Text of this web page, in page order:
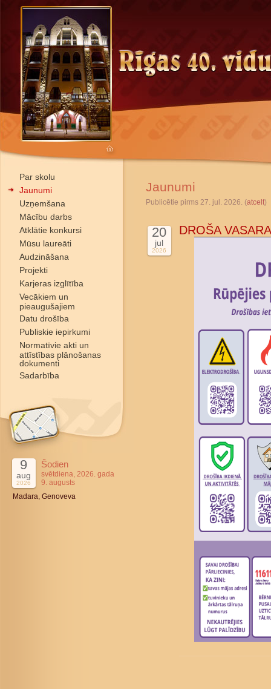
Par skolu
Jaunumi
Uzņemšana
Mācību darbs
Atklātie konkursi
Mūsu laureāti
Audzināšana
Projekti
Karjeras izglītība
Vecākiem un
pieaugušajiem
Datu drošība
Publiskie iepirkumi
Normatīvie akti un
attīstības plānošanas
dokumenti
Sadarbība
9
aug
2026
Šodien
svētdiena, 2026. gada
9. augusts
Madara, Genoveva
Jaunumi
Publicētie pirms 27. jul. 2026. (atcelt)
20
jul
2026
DROŠA